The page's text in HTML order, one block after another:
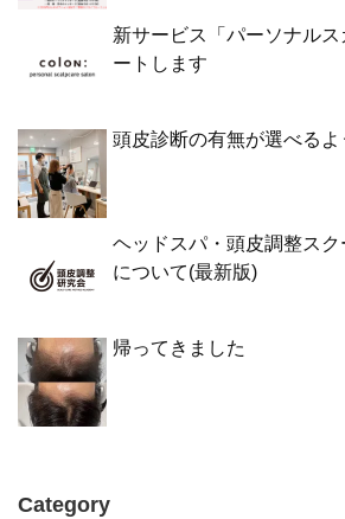
新サービス「パーソナル
ートします
頭皮診断の有無が選べるよ
ヘッドスパ・頭皮調整ス
について(最新版)
帰ってきました
Category